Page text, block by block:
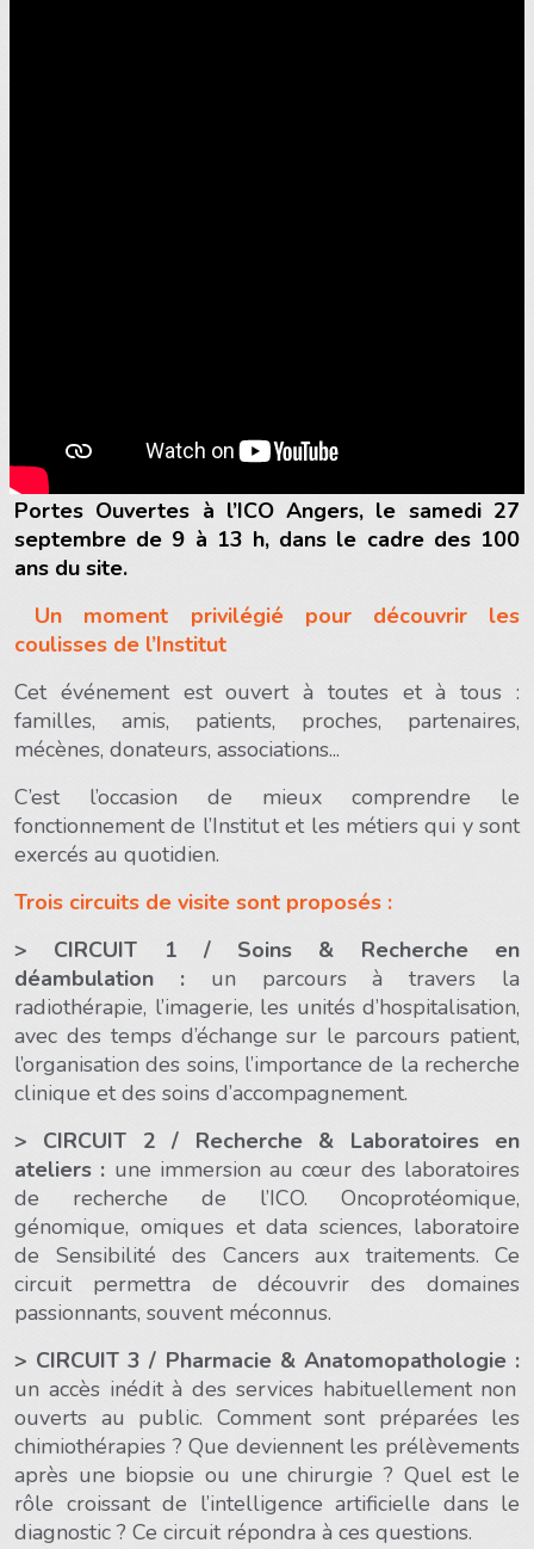
Portes Ouvertes à l’ICO Angers, le samedi 27
septembre de 9 à 13 h, dans le cadre des 100
ans du site.
Un moment privilégié pour découvrir les
coulisses de l’Institut
Cet événement est ouvert à toutes et à tous :
familles, amis, patients, proches, partenaires,
mécènes, donateurs, associations...
C’est l’occasion de mieux comprendre le
fonctionnement de l’Institut et les métiers qui y sont
exercés au quotidien.
Trois circuits de visite sont proposés :
> CIRCUIT 1 / Soins & Recherche en
déambulation :un parcours à travers la
radiothérapie, l’imagerie, les unités d’hospitalisation,
avec des temps d’échange sur le parcours patient,
l’organisation des soins, l’importance de la recherche
clinique et des soins d’accompagnement.
> CIRCUIT 2 / Recherche & Laboratoires en
ateliers : une immersion au cœur des laboratoires
de recherche de l’ICO. Oncoprotéomique,
génomique, omiques et data sciences, laboratoire
de Sensibilité des Cancers aux traitements. Ce
circuit permettra de découvrir des domaines
passionnants, souvent méconnus.
> CIRCUIT 3 / Pharmacie & Anatomopathologie :
un accès inédit à des services habituellement non
ouverts au public. Comment sont préparées les
chimiothérapies ? Que deviennent les prélèvements
après une biopsie ou une chirurgie ? Quel est le
rôle croissant de l’intelligence artificielle dans le
diagnostic ? Ce circuit répondra à ces questions.